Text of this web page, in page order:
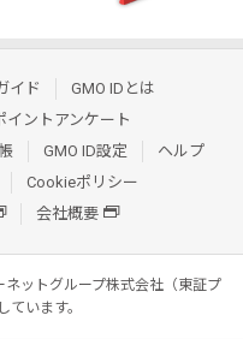
イド
GMO IDとは
イントアンケート
GMO ID設定
ヘルプ
Cookieポリシー
会社概要
ネットグループ株式会社（東証プ
ています。